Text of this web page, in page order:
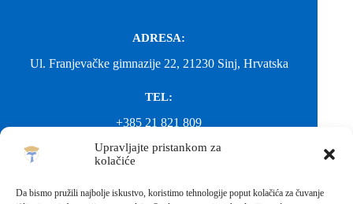
Upravljajte pristankom za
kolačiće
Da bismo pružili najbolje iskustvo, koristimo tehnologije poput kolačića za čuvanje
ADRESA:
Ul. Franjevačke gimnazije 22, 21230 Sinj, Hrvatska
TEL:
+385 21 821 809
EMAIL: